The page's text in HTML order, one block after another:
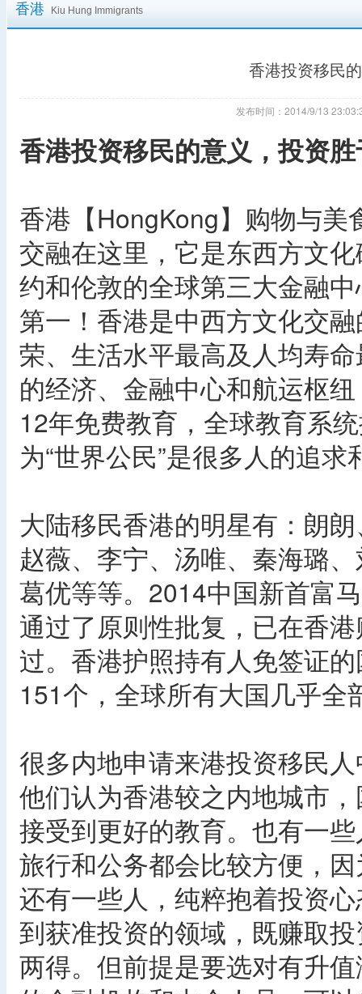
香港 Kiu Hung Immigrants
香港投资移民
发布时间：2014/9/13
香港投资移民的意义，投资
香港【HongKong】购物与
交融在这里，它是东西方文
约和伦敦的全球第三大金融
第一！香港是中西方文化交
荣、生活水平最高及人均寿
的经济、金融中心和航运枢
12年免费教育，全球教育系
为“世界公民”是很多人的追求
大陆移民香港的明星有：朗
赵薇、李宁、汤唯、秦海璐
葛优等等。2014中国新首富
通过了原则性批复，已在香
过。香港护照持有人免签证
151个，全球所有大国几乎全
很多内地申请来港投资移民
他们认为香港较之内地城市
接受到更好的教育。也有一
旅行和公务都会比较方便，
还有一些人，纯粹抱着投资
到获准投资的领域，既赚取
两得。但前提是要选对有升